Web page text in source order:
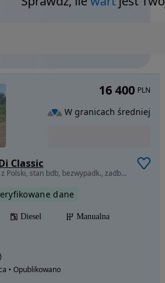
Classic
1582 cm3 • 110 KM • salon z Polski, stan bdb, bezwypadk., zadbany, hak, jedyny kierowca
dane
Diesel
Manualna
• Opublikowano
16 400 PLN
W granicach średniej